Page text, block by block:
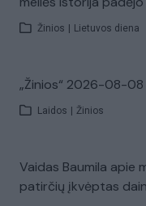
Žinios Lietuvos diena
„Žinios“ 2026-08-08
Laidos Žinios
Vaidas Baumila apie
patirčių įkvėptas